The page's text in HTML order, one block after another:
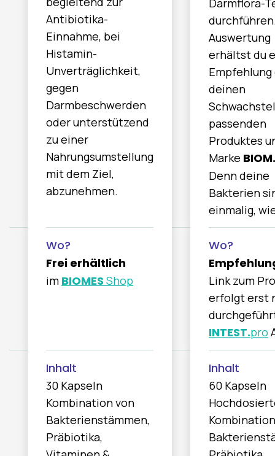
Antibiotika-
Einnahme, bei
Histamin-
Unverträglichkeit,
gegen
Darmbeschwerden
oder unterstützend
zu einer
Nahrungsumstellung
mit dem Ziel,
abzunehmen.
Darmflora-
Auswertung
erhältst du
Empfehlung
deinen
passenden
Produktes
Marke BIOM.
Denn deine
Bakterien
einmalig,
Frei erhältlich
im BIOMES Shop
Link zum
erfolgt erst
INTEST.pro
30 Kapseln
Kombination von
Bakterienstämmen,
Präbiotika,
60 Kapseln
Spare 10 % auf deinen 1.
Melde dich für unseren Newsletter an, bleibe
Darmthemen informiert und spare 10 % bei
Kategorie
Deine Daten sind wichtig für uns und werden sicher behandelt. Mit dem Klick auf den "10% sparen-Button" meldest du
Datenschutzerklärung